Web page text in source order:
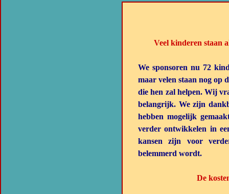
Veel kinderen staan
We sponsoren nu 72
maar velen staan nog op
die hen zal helpen. Wij
belangrijk. We zijn
hebben mogelijk
verder ontwikkelen in
kansen zijn voor
belemmerd wordt.
De